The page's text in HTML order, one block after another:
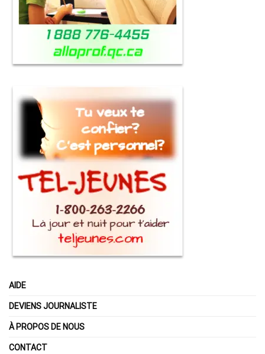
AIDE
DEVIENS JOURNALISTE
À PROPOS DE NOUS
CONTACT